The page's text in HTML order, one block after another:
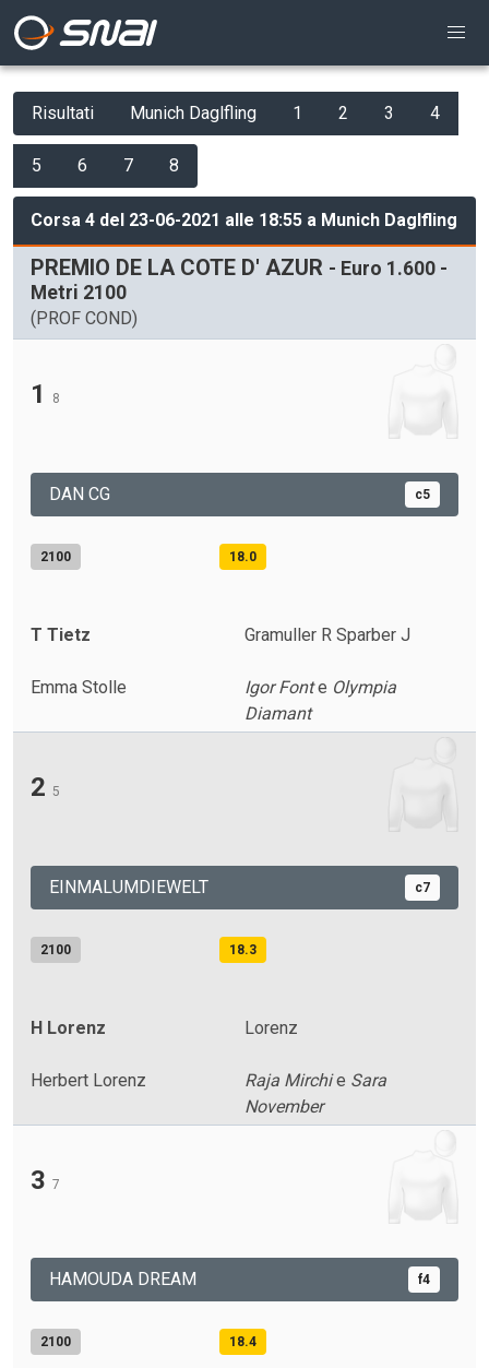
Risultati Munich Daglfling 1 2 3 4
5 6 7 8
Corsa 4 del 23-06-2021 alle 18:55 a Munich Daglfling
PREMIO DE LA COTE D' AZUR - Euro 1.600 -
Metri 2100
(PROF COND)
1 8
DAN CG c5
2100 18.0
T Tietz Gramuller R Sparber J
Emma Stolle Igor Fonte Olympia
Diamant
2 5
EINMALUMDIEWELT c7
2100 18.3
H Lorenz Lorenz
Herbert Lorenz Raja Mirchie Sara
November
3 7
HAMOUDA DREAM f4
2100 18.4